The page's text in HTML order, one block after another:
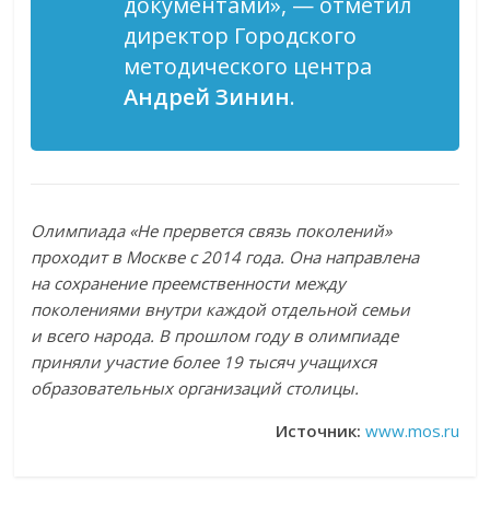
директор Городского
методического центра
Андрей Зинин.
Олимпиада «Не прервется связь поколений»
проходит в Москве с 2014 года. Она направлена
на сохранение преемственности между
поколениями внутри каждой отдельной семьи
и всего народа. В прошлом году в олимпиаде
приняли участие более 19 тысяч учащихся
образовательных организаций столицы.
Источник: www.mos.ru